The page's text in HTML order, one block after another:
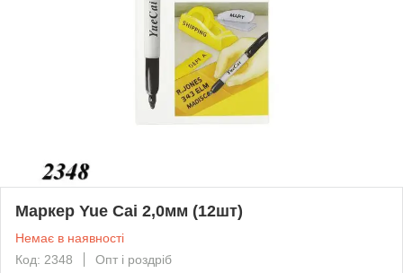
Маркер Yue Cai 2,0мм (12шт)
Немає в наявності
Код: 2348
Опт і роздріб